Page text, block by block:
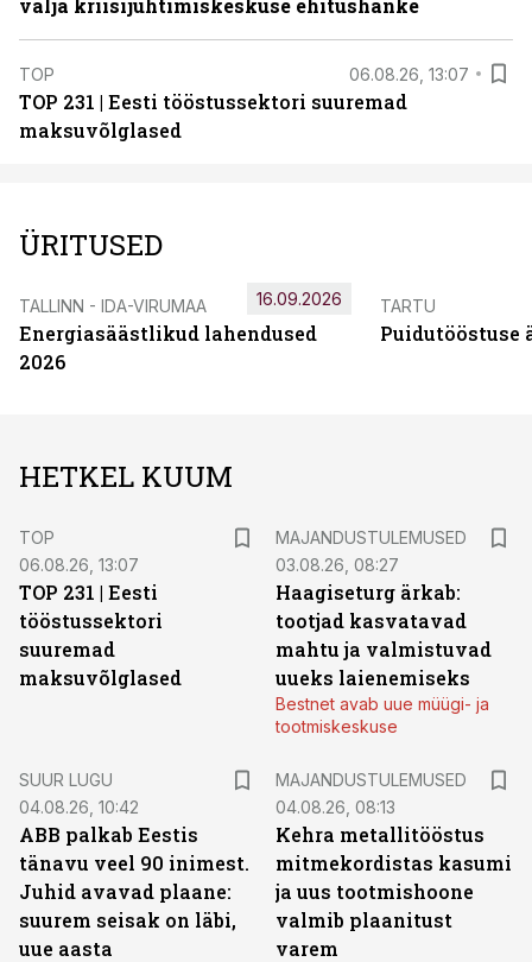
välja kriisijuhtimiskeskuse ehitushanke
TOP 06.08.26, 13:07
TOP 231 | Eesti tööstussektori suuremad
maksuvõlglased
ÜRITUSED
TALLINN - IDA-VIRUMAA
Energiasäästlikud lahendused
2026
16.09.2026 TARTU
Puidutööstuse
HETKEL KUUM
TOP
06.08.26, 13:07
TOP 231 | Eesti
tööstussektori
suuremad
maksuvõlglased
MAJANDUSTULEMUSED
03.08.26, 08:27
Haagiseturg ärkab:
tootjad kasvatavad
mahtu ja valmistuvad
uueks laienemiseks
Bestnet avab uue müügi- ja
tootmiskeskuse
SUUR LUGU
04.08.26, 10:42
ABB palkab Eestis
tänavu veel 90 inimest.
Juhid avavad plaane:
suurem seisak on läbi,
uue aasta
MAJANDUSTULEMUSED
04.08.26, 08:13
Kehra metallitööstus
mitmekordistas kasumi
ja uus tootmishoone
valmib plaanitust
varem